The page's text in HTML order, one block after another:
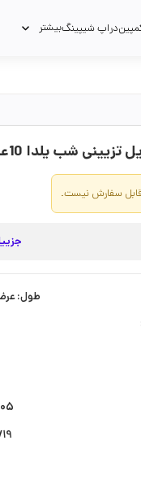
دراپ شیپینگبیشتر
شب یلدا 10عدد
قابل سفارش نیست.
طول: